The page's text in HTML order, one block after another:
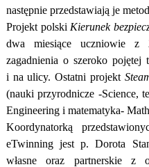
następnie przedstawiają je
Projekt polski Kierunek
dwa miesiące uczniowie
zagadnienia o szeroko pojętej
i na ulicy. Ostatni projekt
(nauki przyrodnicze -Science,
Engineering i matematyka-
Koordynatorką
eTwinning jest p. Dorota
własne oraz partnerskie z